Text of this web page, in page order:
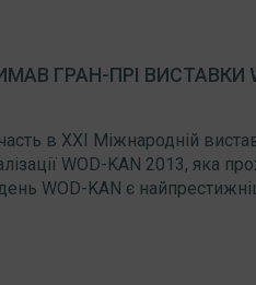
ГРАН-ПРІ ВИСТАВКИ
в XXI Міжнародній
WOD-KAN 2013, яка
WOD-KAN є